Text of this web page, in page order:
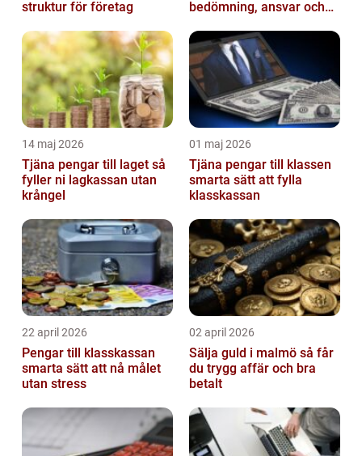
struktur för företag
bedömning, ansvar och
tvister...
14 maj 2026
Tjäna pengar till laget så
fyller ni lagkassan utan
krångel
01 maj 2026
Tjäna pengar till klassen
smarta sätt att fylla
klasskassan
22 april 2026
Pengar till klasskassan
smarta sätt att nå målet
utan stress
02 april 2026
Sälja guld i malmö så får
du trygg affär och bra
betalt